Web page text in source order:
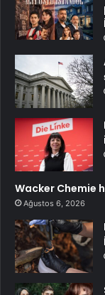
Wacker Chemie
Ağustos 6, 2026